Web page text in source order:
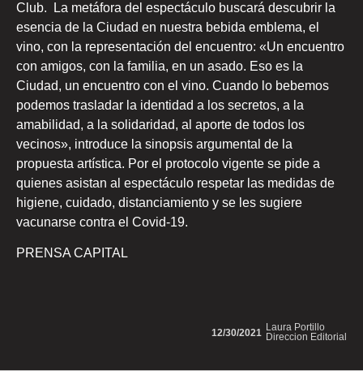
Club. La metáfora del espectáculo buscará descubrir la
esencia de la Ciudad en nuestra bebida emblema, el
vino, con la representación del encuentro: «Un encuentro
con amigos, con la familia, en un asado. Eso es la
Ciudad, un encuentro con el vino. Cuando lo bebemos
podemos trasladar la identidad a los secretos, a la
amabilidad, a la solidaridad, al aporte de todos los
vecinos», introduce la sinopsis argumental de la
propuesta artística. Por el protocolo vigente se pide a
quienes asistan al espectáculo respetar las medidas de
higiene, cuidado, distanciamiento y se les sugiere
vacunarse contra el Covid-19.
PRENSA CAPITAL
Laura Portillo
Direccion Editorial
12/30/2021